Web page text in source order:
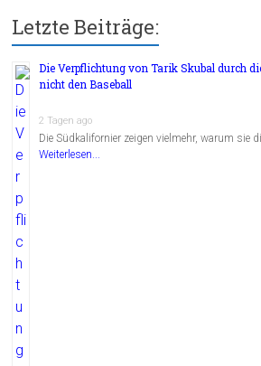
Letzte Beiträge:
Die Verpflichtung von Tarik Skubal durch
nicht den Baseball
2 Tagen ago
Die Südkalifornier zeigen vielmehr, warum sie
Weiterlesen...